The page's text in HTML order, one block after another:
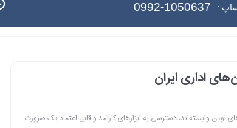
:
0992-1050637
اداری ایران
نوین وابسته‌اند، دسترسی به ابزارهای کارآمد و قابل اعتماد یک ضرورت